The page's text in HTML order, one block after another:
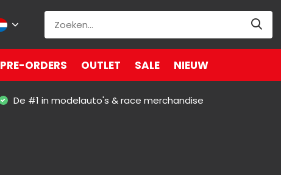
PRE-ORDERS OUTLET SALE NIEUW
De #1 in modelauto's & race merchandise